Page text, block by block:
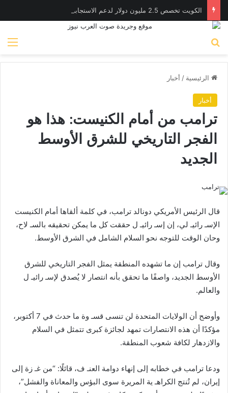
الرئيسية / أخبار
أخبار
ترامب من أمام الكنيست: هذا هو
الفجر التاريخي للشرق الأوسط
الجديد
قال الرئيس الأمريكي دونالد ترامب، في كلمة ألقاها أمام الكنيست
الإسـ رائيـ لي، إن إسـ رائيـ ل حققت كل ما يمكن تحقيقه بالسـ لاح،
وحان الوقت للتوجه نحو السلام الشامل في الشرق الأوسط.
وقال ترامب إن ما تشهده المنطقة يمثل الفجر التاريخي للشرق
الأوسط الجديد، واصفًا ما تحقق بأنه انتصار لا يُصدق لإسـ رائيـ ل
والعالم.
وأوضح أن الولايات المتحدة لن تنسى قسـ وة ما حدث في 7 أكتوبر،
مؤكدًا أن هذه الانتصارات تمهد لجائزة كبرى تتمثل في السلام
والازدهار لكافة شعوب المنطقة.
ودعا ترامب في خطابه إلى إنهاء دوامة العنـ ف، قائلًا: “من غـ زة إلى
إيران، لم تُنتج الكراهـ ية المريرة سوى البؤس والمعاناة والفشل”،